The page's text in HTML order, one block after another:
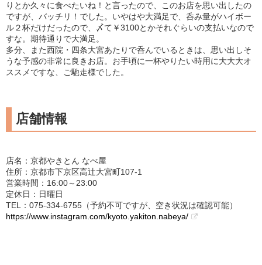
りとか久々に食べたいね！と言ったので、このお店を思い出したの
ですが、バッチリ！でした。いやはや大満足で、呑み量がハイボー
ル２杯だけだったので、〆て￥3100とかそれぐらいの支払いなので
すな。期待通りで大満足。
多分、また西院・四条大宮あたりで呑んでいるときは、思い出しそ
うな予感の非常に良きお店。お手頃に一杯やりたい時用に大大大オ
ススメですな、ご馳走様でした。
店舗情報
店名：京都やきとん なべ屋
住所：京都市下京区高辻大宮町107-1
営業時間：16:00～23:00
定休日：日曜日
TEL：075-334-6755（予約不可ですが、空き状況は確認可能）
https://www.instagram.com/kyoto.yakiton.nabeya/